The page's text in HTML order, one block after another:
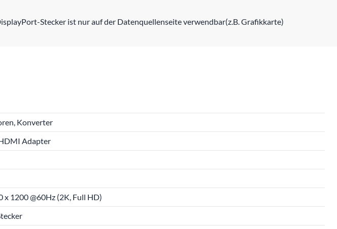
Stecker ist nur auf der Datenquellenseite verwendbar(z.B. Grafikkarte)
Konverter
Adapter
x 1200 @60Hz (2K, Full HD)